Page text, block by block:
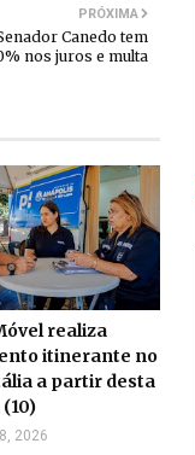
PRÓXIMA
Canedo tem
nos juros e multa
realiza
itinerante no
a partir desta
2026